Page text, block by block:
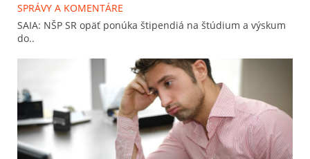
SPRÁVY A KOMENTÁRE
SAIA: NŠP SR opäť ponúka štipendiá na štúdium a výskum
do..